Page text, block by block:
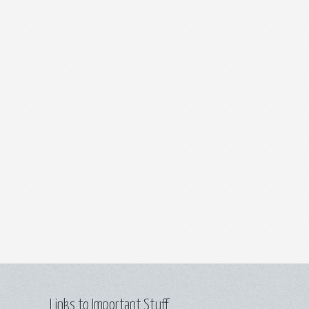
Links to Important Stuff